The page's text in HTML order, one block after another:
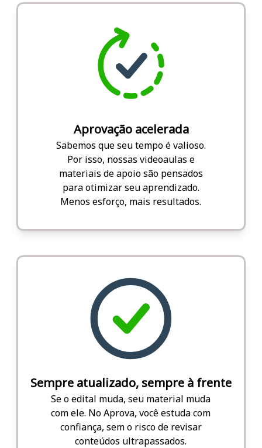
Aprovação acelerada
Sabemos que seu tempo é valioso.
Por isso, nossas videoaulas e
materiais de apoio são pensados
para otimizar seu aprendizado.
Menos esforço, mais resultados.
Sempre atualizado, sempre à frente
Se o edital muda, seu material muda
com ele. No Aprova, você estuda com
confiança, sem o risco de revisar
conteúdos ultrapassados.